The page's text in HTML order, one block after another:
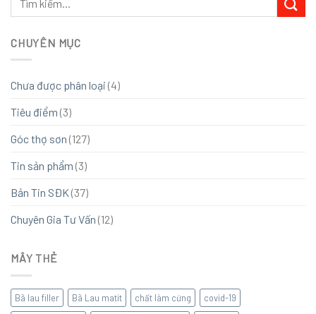
CHUYÊN MỤC
Chưa được phân loại (4)
Tiêu điểm (3)
Góc thợ sơn (127)
Tin sản phẩm (3)
Bản Tin SĐK (37)
Chuyên Gia Tư Vấn (12)
MÂY THẺ
Bã lau filler Bã Lau matit chất làm cứng
covid-19